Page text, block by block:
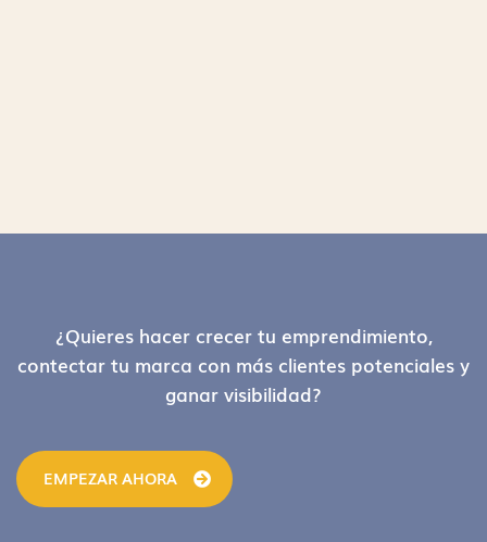
Footer¿Quieres hacer crecer tu emprendimiento,
contectar tu marca con más clientes potenciales y
ganar visibilidad?
EMPEZAR AHORA